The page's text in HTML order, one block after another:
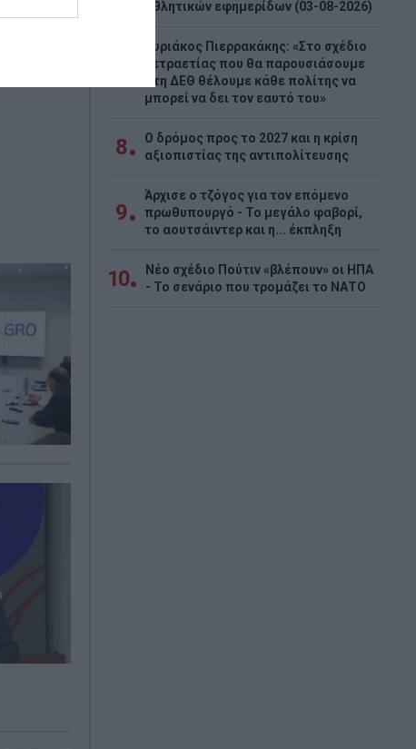
ΟΟΣΑ.
για
αθλητικών εφημερίδων (03-08-2026)
Κυριάκος Πιερρακάκης: «Στο σχέδιο
τετραετίας που θα παρουσιάσουμε
στη ΔΕΘ θέλουμε κάθε πολίτης να
μπορεί να δει τον εαυτό του»
8
Ο δρόμος προς το 2027 και η κρίση
αξιοπιστίας της αντιπολίτευσης
9
Άρχισε ο τζόγος για τον επόμενο
πρωθυπουργό - Το μεγάλο φαβορί,
το αουτσάιντερ και η... έκπληξη
10
Νέο σχέδιο Πούτιν «βλέπουν» οι ΗΠΑ
- Το σενάριο που τρομάζει το ΝΑΤΟ